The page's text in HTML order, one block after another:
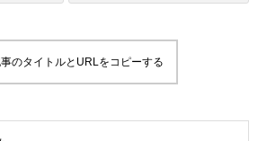
事のタイトルとURLをコピーする